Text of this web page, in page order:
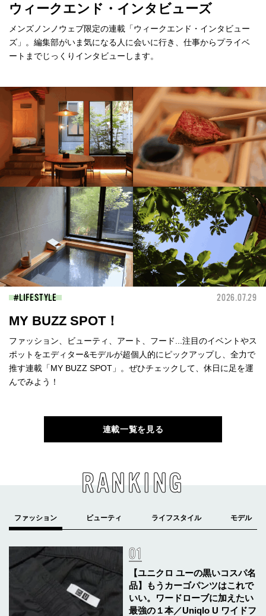
ウィークエンド・インタビューズ
メンズノンノウェブ限定の連載「ウィークエンド・インタビュー
ズ」。編集部がいま気になる人に会いに行き、仕事からプライベ
ートまでじっくりインタビューします。
LIFESTYLE 2026.07.29
MY BUZZ SPOT！
ファッション、ビューティ、アート、フード...注目のイベントやス
ポットをエディター&モデルが超個人的にピックアップし、全力で
推す連載「MY BUZZ SPOT」。ぜひチェックして、休日に足を運
んでみよう！
連載一覧を見る
RANKING
【ユニクロ ユーの黒いコスパ名
品】もうカーゴパンツはこれで
いい。ワードローブに加えたい
最強の１本／Uniqlo U ワイドフ